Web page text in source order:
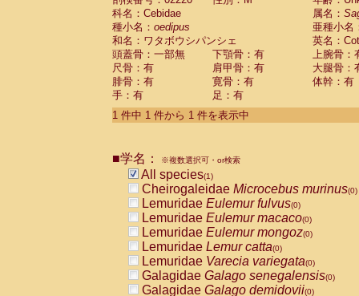
Cebidae
Cebidae
CebidaeSaguinus nigricollis (0)
Cebidae Saguinus oedipus
Cebidae Saguinus weddelli
Cebidae Saguinusspp.
Cebidae Aotus trivirgatus
Cebidae Cebus albifrons
CebidaeCebus nigrivittatus
CebidaeCebus
CebidaeSaimiri boliviensis(0)
CebidaeSaimiri sciureus(0)
AtelidaeAlouatta caraya(0)
AtelidaeAlouatta fusca(0)
AtelidaeAlouatta seniculus
AtelidaeAlouattaspp.(0)
AtelidaeAteles belzebuth(0)
AtelidaeAteles geoffroyi(0)
科名：Cebidae
属名：
種小名： oedipus
亜種小名
和名：ワタボウシパンシェ
英名：
頭蓋骨：一部無
下顎骨：有
上腕骨：
尺骨：有
肩甲骨：有
大腿骨：
腓骨：有
寛骨：有
体幹：有
手：有
足：有
1 件中 1 件から 1 件を表示中
■学名： ※複数選択可・or検索
All species(1)
Cheirogaleidae Microcebus murinus(0)
Lemuridae Eulemur fulvus(0)
Lemuridae Eulemur macaco(0)
Lemuridae Eulemur mongoz(0)
Lemuridae Lemur catta(0)
Lemuridae Varecia variegata(0)
Galagidae Galago senegalensis(0)
Galagidae Galago demidovii(0)